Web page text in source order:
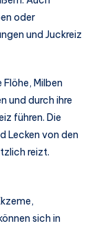
oder
und Juckreiz
Milben
und durch ihre
führen. Die
Lecken von den
reizt.
sich in